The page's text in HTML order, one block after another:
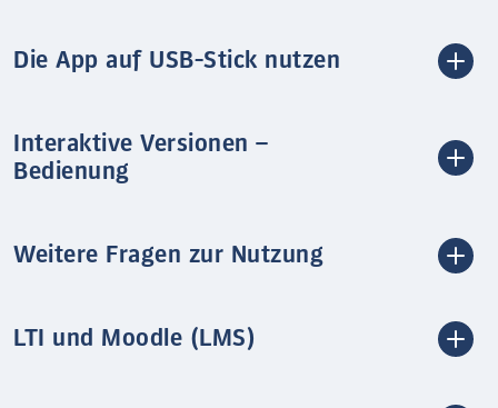
Die App auf USB-Stick nutzen
Interaktive Versionen –
Bedienung
Weitere Fragen zur Nutzung
LTI und Moodle (LMS)